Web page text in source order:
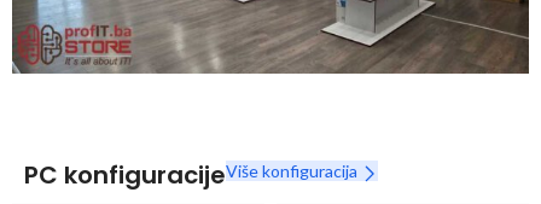
PC konfiguracijeViše konfiguracija